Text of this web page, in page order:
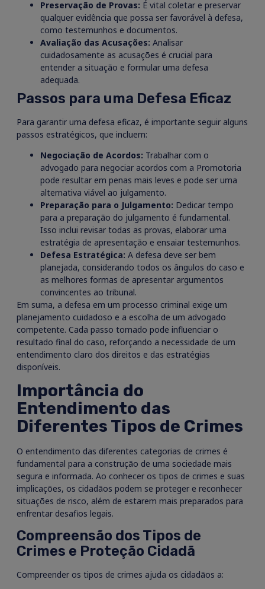
Preservação de Provas: É vital coletar e preservar
qualquer evidência que possa ser favorável à defesa,
como testemunhos e documentos.
Avaliação das Acusações: Analisar
cuidadosamente as acusações é crucial para
entender a situação e formular uma defesa
adequada.
Passos para uma Defesa Eficaz
Para garantir uma defesa eficaz, é importante seguir alguns
passos estratégicos, que incluem:
Negociação de Acordos: Trabalhar com o
advogado para negociar acordos com a Promotoria
pode resultar em penas mais leves e pode ser uma
alternativa viável ao julgamento.
Preparação para o Julgamento: Dedicar tempo
para a preparação do julgamento é fundamental.
Isso inclui revisar todas as provas, elaborar uma
estratégia de apresentação e ensaiar testemunhos.
Defesa Estratégica: A defesa deve ser bem
planejada, considerando todos os ângulos do caso e
as melhores formas de apresentar argumentos
convincentes ao tribunal.
Em suma, a defesa em um processo criminal exige um
planejamento cuidadoso e a escolha de um advogado
competente. Cada passo tomado pode influenciar o
resultado final do caso, reforçando a necessidade de um
entendimento claro dos direitos e das estratégias
disponíveis.
Importância do
Entendimento das
Diferentes Tipos de Crimes
O entendimento das diferentes categorias de crimes é
fundamental para a construção de uma sociedade mais
segura e informada. Ao conhecer os tipos de crimes e suas
implicações, os cidadãos podem se proteger e reconhecer
situações de risco, além de estarem mais preparados para
enfrentar desafios legais.
Compreensão dos Tipos de
Crimes e Proteção Cidadã
Compreender os tipos de crimes ajuda os cidadãos a: